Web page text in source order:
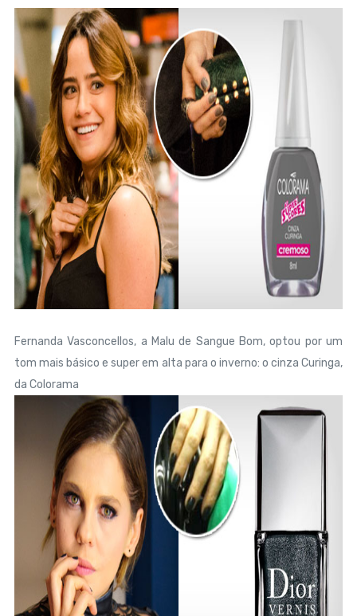
Fernanda Vasconcellos, a Malu de Sangue Bom, optou por um
tom mais básico e super em alta para o inverno: o cinza Curinga,
da Colorama